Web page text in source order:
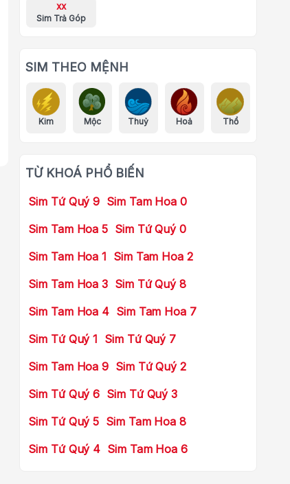
xx
Sim Trả Góp
SIM THEO MỆNH
Kim Mộc Thuỷ Hoả Thổ
TỪ KHOÁ PHỔ BIẾN
Sim Tứ Quý 9 Sim Tam Hoa 0
Sim Tam Hoa 5 Sim Tứ Quý 0
Sim Tam Hoa 1 Sim Tam Hoa 2
Sim Tam Hoa 3 Sim Tứ Quý 8
Sim Tam Hoa 4 Sim Tam Hoa 7
Sim Tứ Quý 1 Sim Tứ Quý 7
Sim Tam Hoa 9 Sim Tứ Quý 2
Sim Tứ Quý 6 Sim Tứ Quý 3
Sim Tứ Quý 5 Sim Tam Hoa 8
Sim Tứ Quý 4 Sim Tam Hoa 6